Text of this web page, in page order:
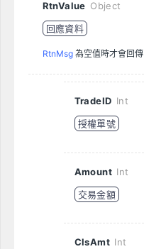
RtnValue Object
回應資料
RtnMsg為空值時才會回傳
TradeID Int
授權單號
Amount Int
交易金額
ClsAmt Int